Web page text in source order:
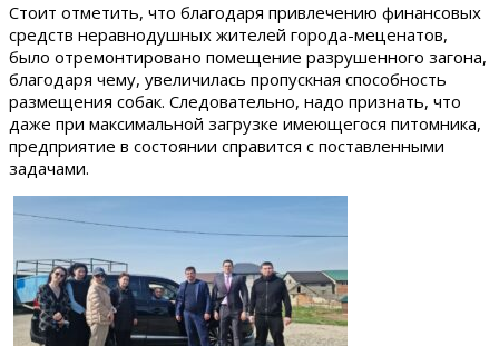
Стоит отметить, что благодаря привлечению финансовых
средств неравнодушных жителей города-меценатов,
было отремонтировано помещение разрушенного загона,
благодаря чему, увеличилась пропускная способность
размещения собак. Следовательно, надо признать, что
даже при максимальной загрузке имеющегося питомника,
предприятие в состоянии справится с поставленными
задачами.